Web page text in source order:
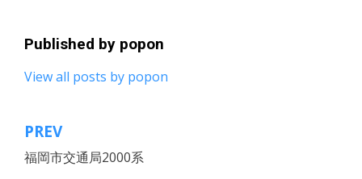
Published by popon
View all posts by popon
投
稿
PREV
福岡市交通局2000系